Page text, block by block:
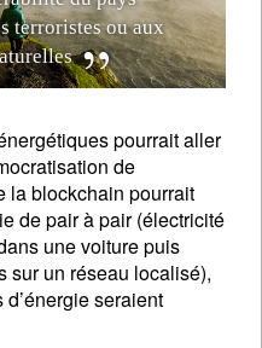
s terroristes ou aux
turelles
pourrait aller
de
la blockchain pourrait
de pair à pair (électricité
une voiture puis
sur un réseau localisé),
seraient